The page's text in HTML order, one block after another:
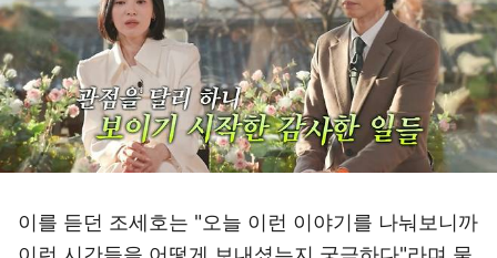
이를 듣던 조세호는 "오늘 이런 이야기를 나눠보니까